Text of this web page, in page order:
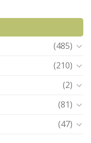
(485)
(210)
(2)
(81)
(47)